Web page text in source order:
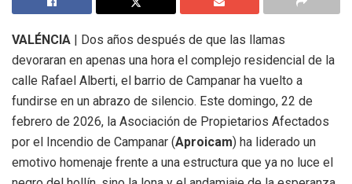
VALÉNCIA | Dos años después de que las llamas
devoraran en apenas una hora el complejo residencial de la
calle Rafael Alberti, el barrio de Campanar ha vuelto a
fundirse en un abrazo de silencio. Este domingo, 22 de
febrero de 2026, la Asociación de Propietarios Afectados
por el Incendio de Campanar (Aproicam) ha liderado un
emotivo homenaje frente a una estructura que ya no luce el